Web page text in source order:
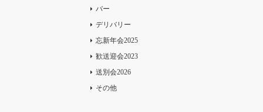
バー
デリバリー
忘新年会2025
歓送迎会2023
送別会2026
その他